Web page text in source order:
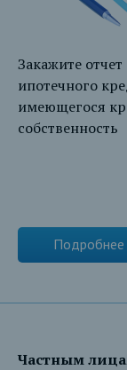
Закажите
ипотечного
имеющегося
собственность
Подробнее
Частным